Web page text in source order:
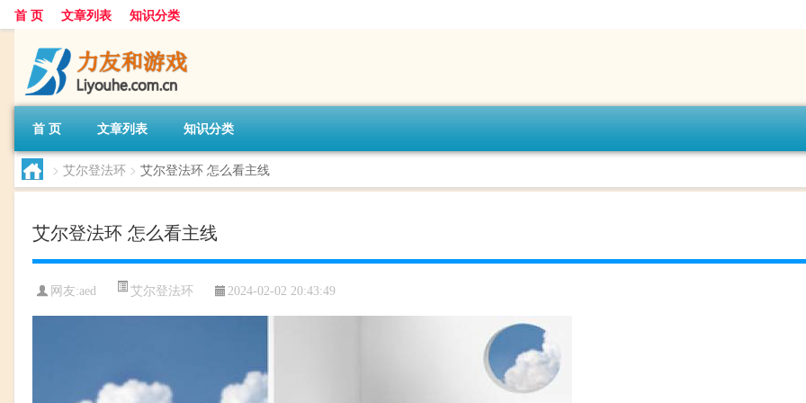
首 页 文章列表 知识分类
首 页 文章列表 知识分类
> 艾尔登法环 > 艾尔登法环 怎么看主线
艾尔登法环 怎么看主线
网友:aed 艾尔登法环 2024-02-02 20:43:49